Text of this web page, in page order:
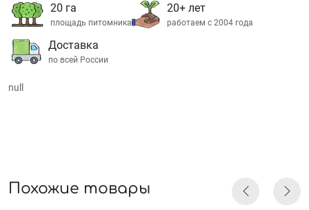
20 га
площадь питомника
20+ лет
работаем с 2004 года
Доставка
по всей России
null
Похожие товары